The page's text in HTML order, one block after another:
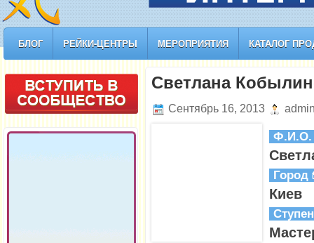
БЛОГ РЕЙКИ-ЦЕНТРЫ МЕРОПРИЯТИЯ КАТАЛОГ
Светлана
Сентябрь 16, 2013
Город
Киев